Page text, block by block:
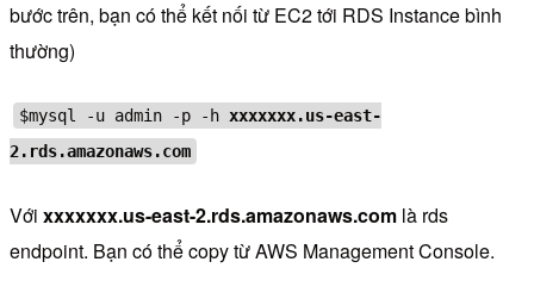
bước trên, bạn có thể kết nối từ EC2 tới RDS Instance bình
thường)
$mysql -u admin -p -hxxxxxxx.us-east-
2.rds.amazonaws.com
Với xxxxxxx.us-east-2.rds.amazonaws.com là rds
endpoint. Bạn có thể copy từ AWS Management Console.